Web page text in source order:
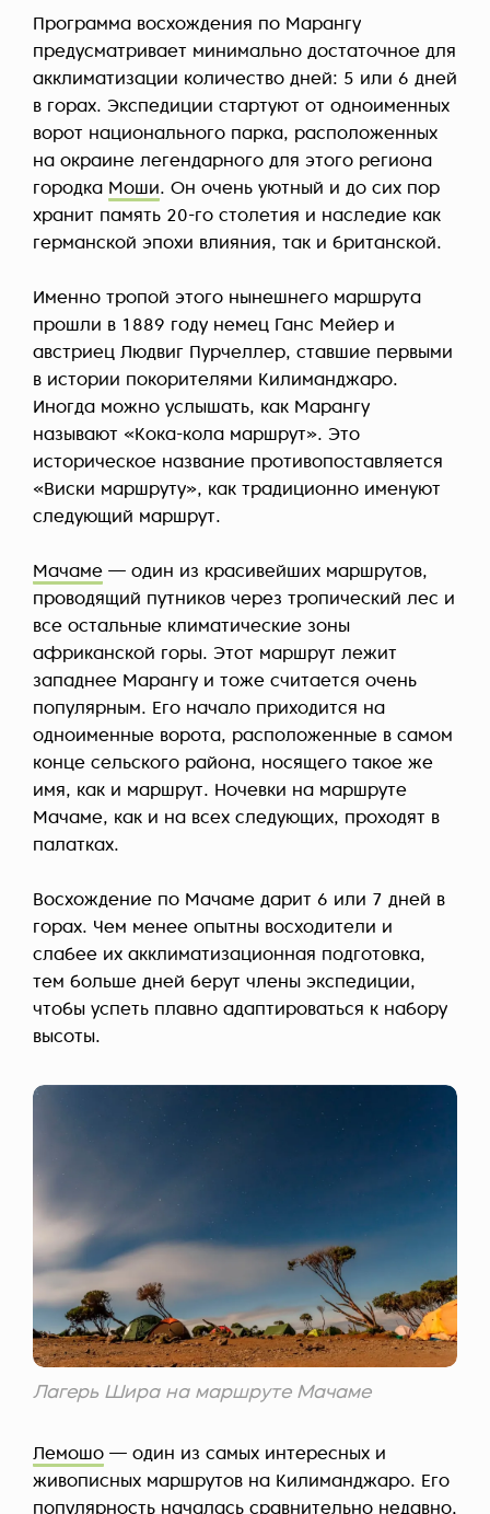
Программа восхождения по Марангу
предусматривает минимально достаточное для
акклиматизации количество дней: 5 или 6 дней
в горах. Экспедиции стартуют от одноименных
ворот национального парка, расположенных
на окраине легендарного для этого региона
городка Моши. Он очень уютный и до сих пор
хранит память 20-го столетия и наследие как
германской эпохи влияния, так и британской.
Именно тропой этого нынешнего маршрута
прошли в 1889 году немец Ганс Мейер и
австриец Людвиг Пурчеллер, ставшие первыми
в истории покорителями Килиманджаро.
Иногда можно услышать, как Марангу
называют «Кока-кола маршрут». Это
историческое название противопоставляется
«Виски маршруту», как традиционно именуют
следующий маршрут.
Мачаме — один из красивейших маршрутов,
проводящий путников через тропический лес и
все остальные климатические зоны
африканской горы. Этот маршрут лежит
западнее Марангу и тоже считается очень
популярным. Его начало приходится на
одноименные ворота, расположенные в самом
конце сельского района, носящего такое же
имя, как и маршрут. Ночевки на маршруте
Мачаме, как и на всех следующих, проходят в
палатках.
Восхождение по Мачаме дарит 6 или 7 дней в
горах. Чем менее опытны восходители и
слабее их акклиматизационная подготовка,
тем больше дней берут члены экспедиции,
чтобы успеть плавно адаптироваться к набору
высоты.
Лагерь Шира на маршруте Мачаме
Лемошо — один из самых интересных и
живописных маршрутов на Килиманджаро. Его
популярность началась сравнительно недавно,